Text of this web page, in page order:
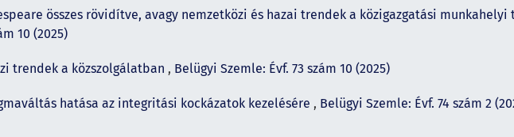
összes rövidítve, avagy nemzetközi és hazai trendek a közigazgatási munkahelyi
10 (2025)
trendek a közszolgálatban , Belügyi Szemle: Évf. 73 szám 10 (2025)
hatása az integritási kockázatok kezelésére , Belügyi Szemle: Évf. 74 szám 2